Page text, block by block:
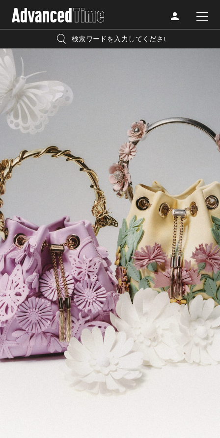
CATEGORY
FASHION
BEAUTY
TRAVEL
LIFESTYLE
『AdvancedTime』は、自由でしなやかに生きるハイエンド
な大人達におくる、スペシャルイシュー満載のメディア。
高感度なファッション、カルチャーに溺愛、未知の幅広い
教養を求め、今までの人生で積んだ経験、知見を余裕をも
って楽しみながら、進化するソーシャルに寄り添いたい。
何かに縛られていた時間から解き放たれつつある世代の
ライフスタイルを豊かに彩る『AdvancedTime』が発信する
情報をさらに充実し、より速やかに、活用できる
「AdvancedClub」会員組織を設けました。
「AdvancedClub」会員に登録すると、プレゼント応募情報
の一覧、プレミアムな会員限定イベント、ブランドのエクス
クルーシブアイテムの紹介など、特別なコンテンツ情報を
メールマガジンでお届け致します。更に『AdvancedTime』
のタブロイドマガジンのご案内もあり、送付手数料のみを
ご負担いただくことでお手元で『AdvancedTime』をお楽し
みいただけます。
登録は無料です。
一緒に『AdvancedTime』を楽しみましょう！
人気の検索キーワード
宿泊
リゾート インテリア
美白